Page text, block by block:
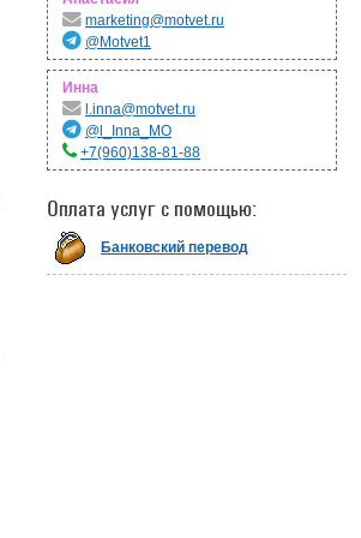
marketing@motvet.ru
@Motvet1
Инна
l.inna@motvet.ru
@l_Inna_MO
+7(960)138-81-88
Оплата услуг с помощью:
Банковский перевод